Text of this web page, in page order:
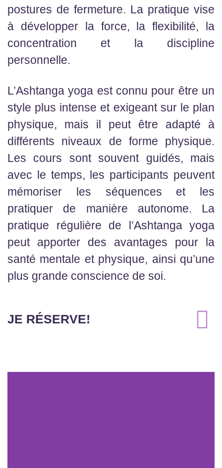
postures de fermeture. La pratique vise
à développer la force, la flexibilité, la
concentration et la discipline
personnelle.
L’Ashtanga yoga est connu pour être un
style plus intense et exigeant sur le plan
physique, mais il peut être adapté à
différents niveaux de forme physique.
Les cours sont souvent guidés, mais
avec le temps, les participants peuvent
mémoriser les séquences et les
pratiquer de manière autonome. La
pratique régulière de l’Ashtanga yoga
peut apporter des avantages pour la
santé mentale et physique, ainsi qu’une
plus grande conscience de soi.
JE RÉSERVE!